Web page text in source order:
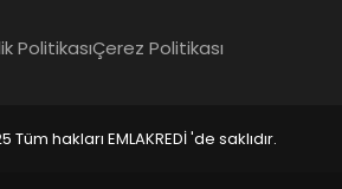
PolitikasıÇerez Politikası
hakları EMLAKREDİ 'de saklıdır.